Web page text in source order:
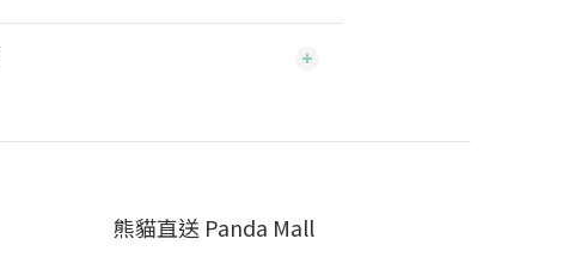
熊貓直送 Panda Mall